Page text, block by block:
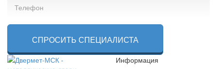
СПРОСИТЬ СПЕЦИАЛИСТА
Информация